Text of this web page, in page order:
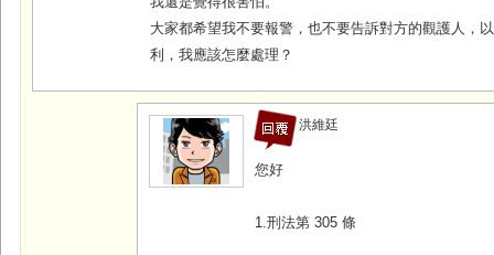
大家都希望我不要報警，也不要告訴對方的觀護人，
利，我應該怎麼處理？
洪維廷
您好
1.刑法第 305 條